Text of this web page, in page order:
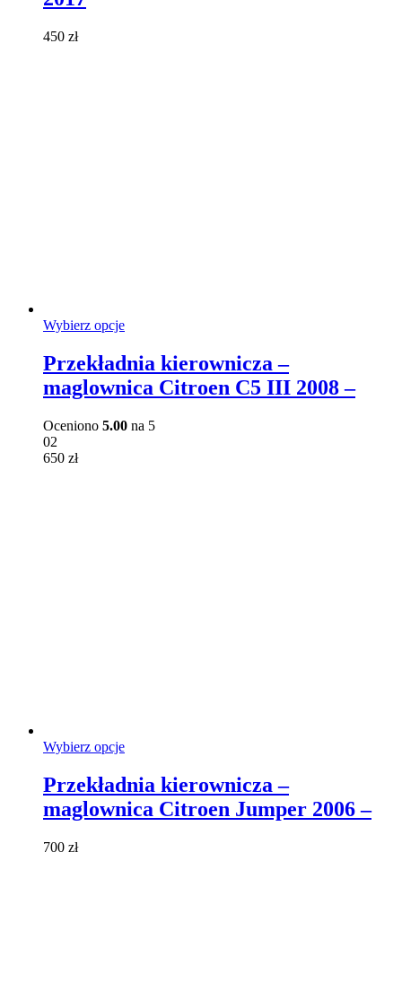
450 zł
Wybierz opcjeTen
ma
wiele
wariantów.
można
Przekładnia kierownicza –
maglownica Citroen C5 III 2008 –
Oceniono 5.00 na 5
02
650 zł
Wybierz opcjeTen
ma
wiele
wariantów.
Przekładnia kierownicza –
maglownica Citroen Jumper 2006 –
700 zł